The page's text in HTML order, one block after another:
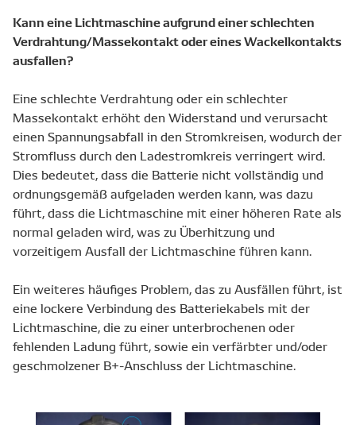
Kann eine Lichtmaschine aufgrund einer schlechten
Verdrahtung/Massekontakt oder eines Wackelkontakts
ausfallen?
Eine schlechte Verdrahtung oder ein schlechter
Massekontakt erhöht den Widerstand und verursacht
einen Spannungsabfall in den Stromkreisen, wodurch der
Stromfluss durch den Ladestromkreis verringert wird.
Dies bedeutet, dass die Batterie nicht vollständig und
ordnungsgemäß aufgeladen werden kann, was dazu
führt, dass die Lichtmaschine mit einer höheren Rate als
normal geladen wird, was zu Überhitzung und
vorzeitigem Ausfall der Lichtmaschine führen kann.
Ein weiteres häufiges Problem, das zu Ausfällen führt, ist
eine lockere Verbindung des Batteriekabels mit der
Lichtmaschine, die zu einer unterbrochenen oder
fehlenden Ladung führt, sowie ein verfärbter und/oder
geschmolzener B+-Anschluss der Lichtmaschine.